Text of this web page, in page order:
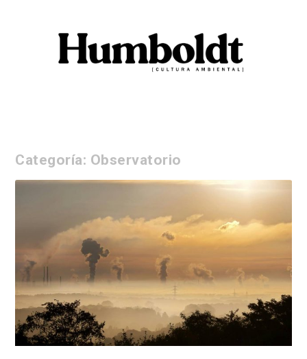
Categoría: Observatorio